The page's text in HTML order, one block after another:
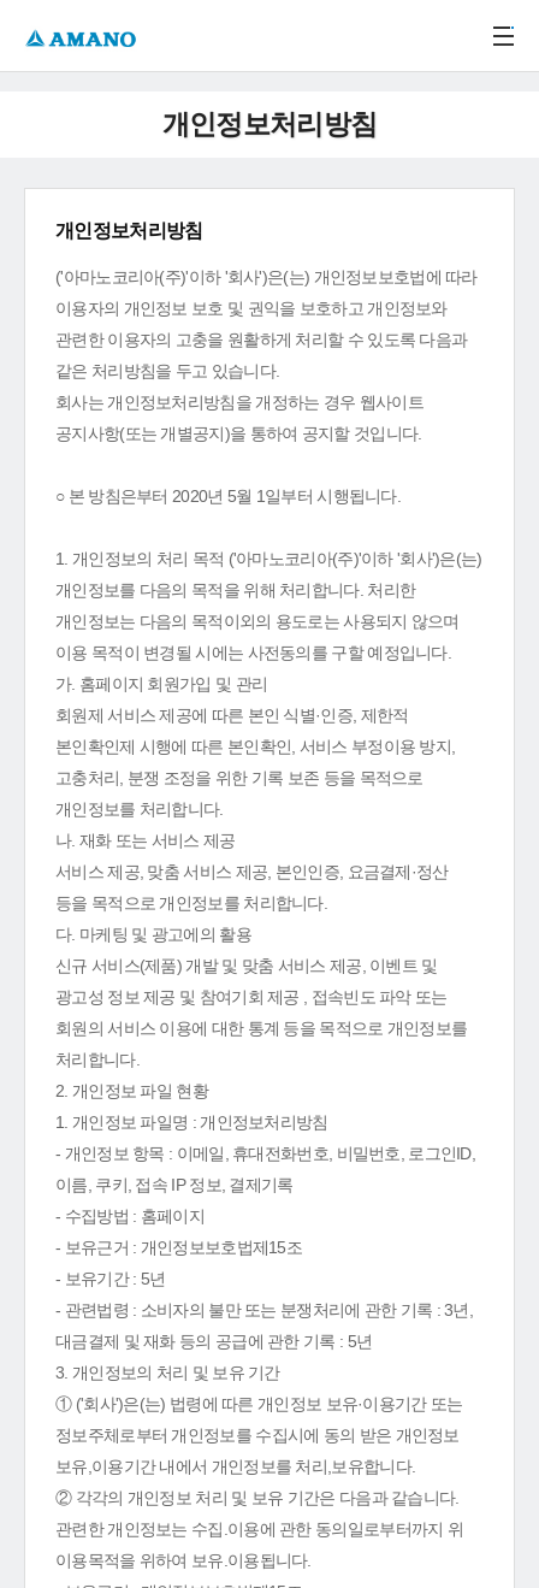
개인정보처리방침
개인정보처리방침
('아마노코리아(주)'이하 '회사')은(는) 개인정보보호법에 따라
이용자의 개인정보 보호 및 권익을 보호하고 개인정보와
관련한 이용자의 고충을 원활하게 처리할 수 있도록 다음과
같은 처리방침을 두고 있습니다.
회사는 개인정보처리방침을 개정하는 경우 웹사이트
공지사항(또는 개별공지)을 통하여 공지할 것입니다.
○ 본 방침은부터 2020년 5월 1일부터 시행됩니다.
1. 개인정보의 처리 목적 ('아마노코리아(주)'이하 '회사')은(는)
개인정보를 다음의 목적을 위해 처리합니다. 처리한
개인정보는 다음의 목적이외의 용도로는 사용되지 않으며
이용 목적이 변경될 시에는 사전동의를 구할 예정입니다.
가. 홈페이지 회원가입 및 관리
회원제 서비스 제공에 따른 본인 식별·인증, 제한적
본인확인제 시행에 따른 본인확인, 서비스 부정이용 방지,
고충처리, 분쟁 조정을 위한 기록 보존 등을 목적으로
개인정보를 처리합니다.
나. 재화 또는 서비스 제공
서비스 제공, 맞춤 서비스 제공, 본인인증, 요금결제·정산
등을 목적으로 개인정보를 처리합니다.
다. 마케팅 및 광고에의 활용
신규 서비스(제품) 개발 및 맞춤 서비스 제공, 이벤트 및
광고성 정보 제공 및 참여기회 제공 , 접속빈도 파악 또는
회원의 서비스 이용에 대한 통계 등을 목적으로 개인정보를
처리합니다.
2. 개인정보 파일 현황
1. 개인정보 파일명 : 개인정보처리방침
- 개인정보 항목 : 이메일, 휴대전화번호, 비밀번호, 로그인ID,
이름, 쿠키, 접속 IP 정보, 결제기록
- 수집방법 : 홈페이지
- 보유근거 : 개인정보보호법제15조
- 보유기간 : 5년
- 관련법령 : 소비자의 불만 또는 분쟁처리에 관한 기록 : 3년,
대금결제 및 재화 등의 공급에 관한 기록 : 5년
3. 개인정보의 처리 및 보유 기간
① ('회사')은(는) 법령에 따른 개인정보 보유·이용기간 또는
정보주체로부터 개인정보를 수집시에 동의 받은 개인정보
보유,이용기간 내에서 개인정보를 처리,보유합니다.
② 각각의 개인정보 처리 및 보유 기간은 다음과 같습니다.
관련한 개인정보는 수집.이용에 관한 동의일로부터까지 위
이용목적을 위하여 보유.이용됩니다.